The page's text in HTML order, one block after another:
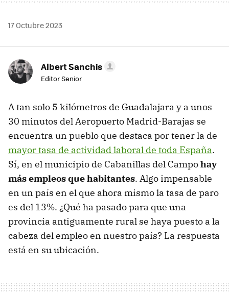
17 Octubre 2023
Albert Sanchis
Editor Senior
A tan solo 5 kilómetros de Guadalajara y a unos
30 minutos del Aeropuerto Madrid-Barajas se
encuentra un pueblo que destaca por tener la de
mayor tasa de actividad laboral de toda España.
Sí, en el municipio de Cabanillas del Campohay
más empleos que habitantes. Algo impensable
en un país en el que ahora mismo la tasa de paro
es del 13%. ¿Qué ha pasado para que una
provincia antiguamente rural se haya puesto a la
cabeza del empleo en nuestro país? La respuesta
está en su ubicación.